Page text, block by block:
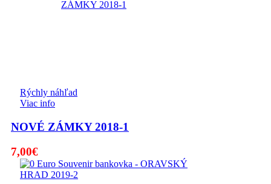
Rýchly náhľad
Viac info
NOVÉ ZÁMKY 2018-1
7,00€